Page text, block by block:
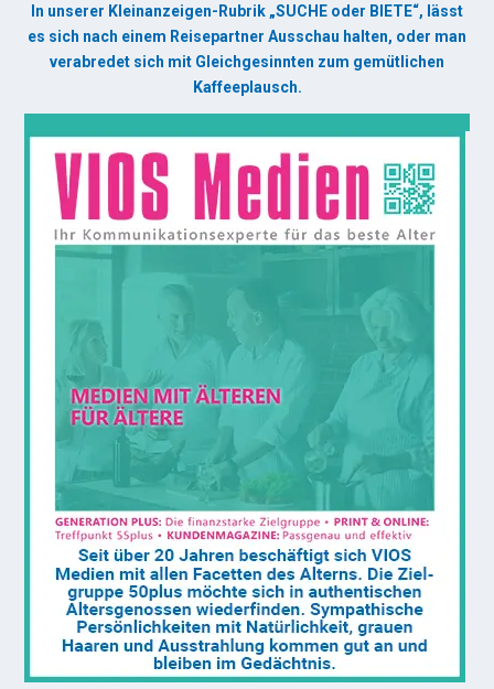
In unserer Kleinanzeigen-Rubrik „SUCHE oder BIETE“, lässt
es sich nach einem Reisepartner Ausschau halten, oder man
verabredet sich mit Gleichgesinnten zum gemütlichen
Kaffeeplausch.